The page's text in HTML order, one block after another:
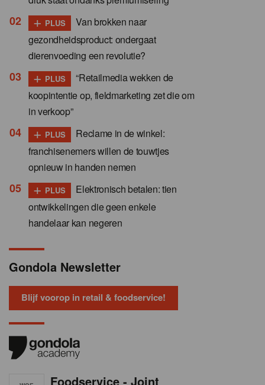
+ PLUS
Van brokken naar
gezondheidsproduct: ondergaat
dierenvoeding een revolutie?
+ PLUS
“Retailmedia wekken de
koopintentie op, fieldmarketing zet die om
in verkoop”
+ PLUS
Reclame in de winkel:
franchisenemers willen de touwtjes
opnieuw in handen nemen
+ PLUS
Elektronisch betalen: tien
ontwikkelingen die geen enkele
handelaar kan negeren
Gondola Newsletter
Blijf voorop in retail & foodservice!
Foodservice - Joint